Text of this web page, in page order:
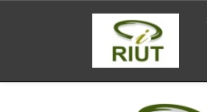
navigation